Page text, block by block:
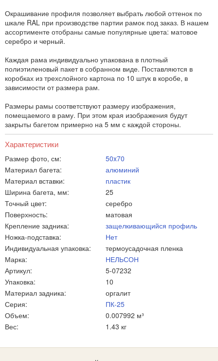
Окрашивание профиля позволяет выбрать любой оттенок по
шкале RAL при производстве партии рамок под заказ. В нашем
ассортименте отобраны самые популярные цвета: матовое
серебро и черный.
Каждая рама индивидуально упакована в плотный
полиэтиленовый пакет в собранном виде. Поставляются в
коробках из трехслойного картона по 10 штук в коробе, в
зависимости от размера рам.
Размеры рамы соответствуют размеру изображения,
помещаемого в раму. При этом края изображения будут
закрыты багетом примерно на 5 мм с каждой стороны.
Характеристики
Размер фото, см:
50x70
Материал багета:
алюминий
Материал вставки:
пластик
Ширина багета, мм:
25
Точный цвет:
серебро
Поверхность:
матовая
Крепление задника:
защелкивающийся профиль
Ножка-подставка:
Нет
Индивидуальная упаковка:
термоусадочная пленка
Марка:
НЕЛЬСОН
Артикул:
5-07232
Упаковка:
10
Материал задника:
оргалит
Серия:
ПК-25
Объем:
0.007992 м³
Вес:
1.43 кг